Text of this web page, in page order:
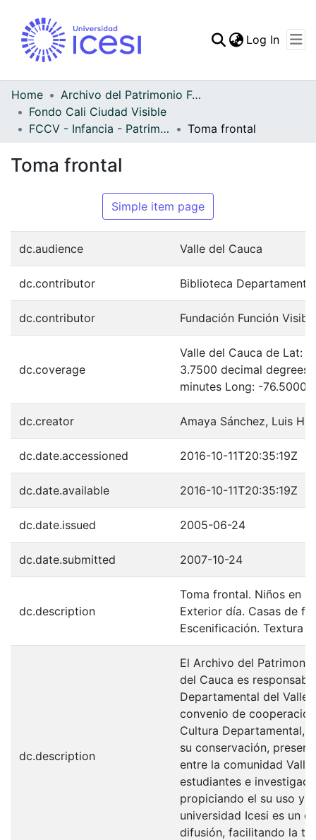
Log In
Home
Archivo del Patrimonio Fotográfico y Fílmico del Valle del Cauca
Fondo Cali Ciudad Visible
FCCV - Infancia - Patrimonial
Toma frontal
Toma frontal
Simple item page
dc.audience Valle del Cauca
dc.contributor Biblioteca
dc.contributor Fundación Función
dc.coverage
Valle del Cauca de Lat:
3.7500 decimal degrees
minutes Long: -76.5000
dc.creator Amaya Sánchez, Luis
dc.date.accessioned 2016-10-11T20:35:19Z
dc.date.available 2016-10-11T20:35:19Z
dc.date.issued 2005-06-24
dc.date.submitted 2007-10-24
dc.description
Toma frontal. Niños en
Exterior día. Casas de
Escenificación. Textura
dc.description
El Archivo del
del Cauca es
Departamental del Valle
convenio de
Cultura Departamental,
su conservación,
entre la comunidad
estudiantes e
propiciando el su uso y
universidad Icesi es un
difusión, facilitando la